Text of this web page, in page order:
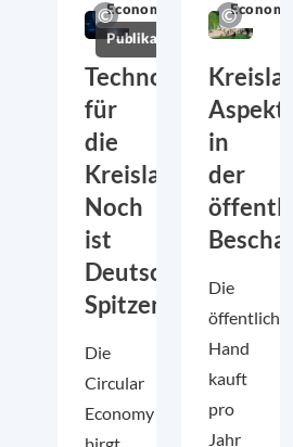
Economy
Publikation
Technologien
für
die
Kreislaufwirtschaft:
Noch
ist
Deutschland
Spitzenreiter
Die
Circular
Economy
Economy
Aspekte
in
der
Die
öffentliche
Hand
kauft
pro
Jahr